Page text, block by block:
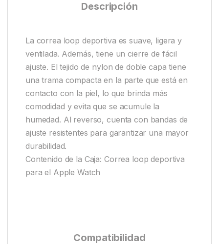
Descripción
La correa loop deportiva es suave, ligera y
ventilada. Además, tiene un cierre de fácil
ajuste. El tejido de nylon de doble capa tiene
una trama compacta en la parte que está en
contacto con la piel, lo que brinda más
comodidad y evita que se acumule la
humedad. Al reverso, cuenta con bandas de
ajuste resistentes para garantizar una mayor
durabilidad.
Contenido de la Caja: Correa loop deportiva
para el Apple Watch
Compatibilidad